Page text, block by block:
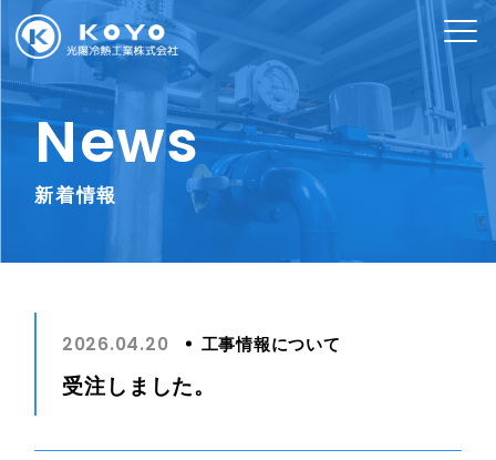
News
新着情報
2026.04.20 工事情報について
受注しました。